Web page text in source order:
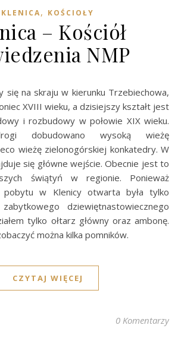
KLENICA, KOŚCIOŁY
– Kościół
NMP
XVIII wieku, a dzisiejszy kształt jest
i rozbudowy w połowie XIX wieku.
dobudowano wysoką wieżę
wieżę zielonogórskiej konkatedry. W
się główne wejście. Obecnie jest to
świątyń w regionie. Ponieważ
pobytu w Klenicy otwarta była tylko
dziewiętnastowiecznego
tylko ołtarz główny oraz ambonę.
można kilka pomników.
CZYTAJ WIĘCEJ
0 Komentarzy